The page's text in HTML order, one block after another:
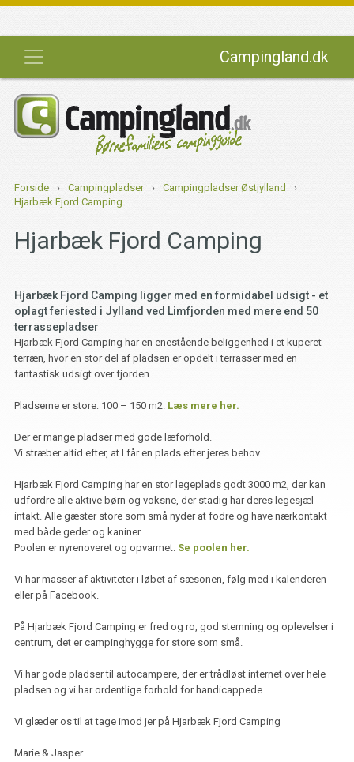
Campingland.dk
Forside › Campingpladser › Campingpladser Østjylland
›
Hjarbæk Fjord Camping
Hjarbæk Fjord Camping
Hjarbæk Fjord Camping ligger med en formidabel udsigt - et
oplagt feriested i Jylland ved Limfjorden med mere end 50
terrassepladser
Hjarbæk Fjord Camping har en enestående beliggenhed i et kuperet
terræn, hvor en stor del af pladsen er opdelt i terrasser med en
fantastisk udsigt over fjorden.
Pladserne er store: 100 – 150 m2. Læs mere her.
Der er mange pladser med gode læforhold.
Vi stræber altid efter, at I får en plads efter jeres behov.
Hjarbæk Fjord Camping har en stor legeplads godt 3000 m2, der kan
udfordre alle aktive børn og voksne, der stadig har deres legesjæl
intakt. Alle gæster store som små nyder at fodre og have nærkontakt
med både geder og kaniner.
Poolen er nyrenoveret og opvarmet. Se poolen her.
Vi har masser af aktiviteter i løbet af sæsonen, følg med i kalenderen
eller på Facebook.
På Hjarbæk Fjord Camping er fred og ro, god stemning og oplevelser i
centrum, det er campinghygge for store som små.
Vi har gode pladser til autocampere, der er trådløst internet over hele
pladsen og vi har ordentlige forhold for handicappede.
Vi glæder os til at tage imod jer på Hjarbæk Fjord Camping
Marie & Jasper